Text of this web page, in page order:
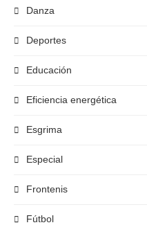
Danza
Deportes
Educación
Eficiencia energética
Esgrima
Especial
Frontenis
Fútbol